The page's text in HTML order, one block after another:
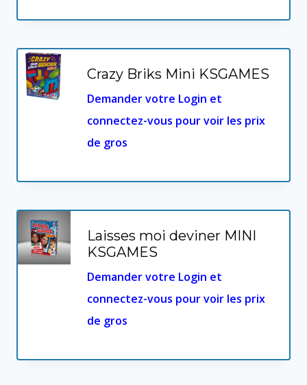
Crazy Briks Mini KSGAMES
Demander votre Login et
connectez-vous pour voir les prix
de gros
Laisses moi deviner MINI
KSGAMES
Demander votre Login et
connectez-vous pour voir les prix
de gros